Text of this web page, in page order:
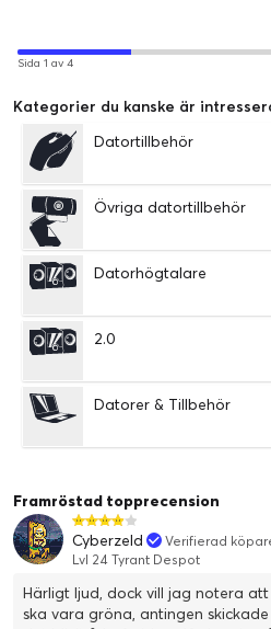
Sida 1 av 4
Kategorier du kanske är
Datortillbehör
Övriga datortillbehör
Datorhögtalare
2.0
Datorer & Tillbehör
Framröstad topprecension
Cyberzeld
Verifierad
Lvl 24 Tyrant Despot
Härligt ljud, dock vill jag notera
ska vara gröna, antingen